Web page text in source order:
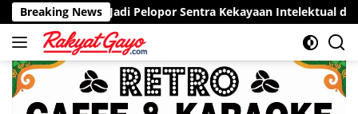
Langsung
ke
konten
Breaking News
Pelopor Sentra Kekayaan Intelektual di Aceh